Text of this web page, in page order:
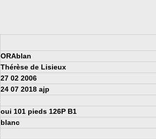
ORAblan
Thérèse de Lisieux
27 02 2006
24 07 2018 ajp
oui 101 pieds 126P B1
blanc